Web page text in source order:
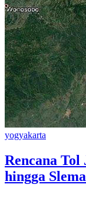
yogyakarta
Rencana Tol
hingga